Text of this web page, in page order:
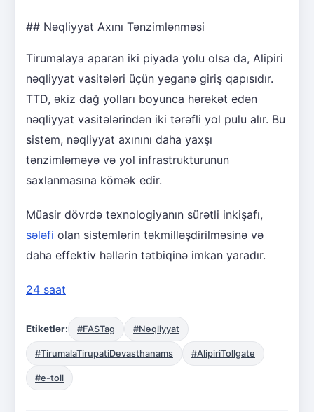
## Nəqliyyat Axını Tənzimlənməsi
Tirumalaya aparan iki piyada yolu olsa da, Alipiri
nəqliyyat vasitələri üçün yeganə giriş qapısıdır.
TTD, əkiz dağ yolları boyunca hərəkət edən
nəqliyyat vasitələrindən iki tərəfli yol pulu alır. Bu
sistem, nəqliyyat axınını daha yaxşı
tənzimləməyə və yol infrastrukturunun
saxlanmasına kömək edir.
Müasir dövrdə texnologiyanın sürətli inkişafı,
sələfi olan sistemlərin təkmilləşdirilməsinə və
daha effektiv həllərin tətbiqinə imkan yaradır.
24 saat
Etiketlər: #FASTag #Nəqliyyat
#TirumalaTirupatiDevasthanams #AlipiriTollgate
#e-toll